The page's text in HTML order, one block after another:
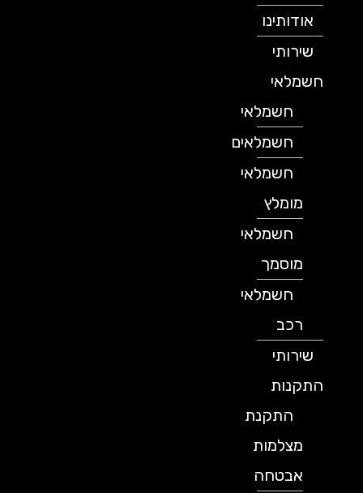
אודותינו
שירותי
חשמלאי
חשמלאי
חשמלאים
חשמלאי
מומלץ
חשמלאי
מוסמך
חשמלאי
שירותי
התקנות
התקנת
מצלמות
אבטחה